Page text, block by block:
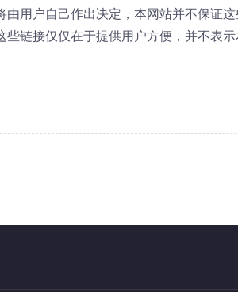
用户自己作出决定，本网站并不保证
链接仅仅在于提供用户方便，并不表